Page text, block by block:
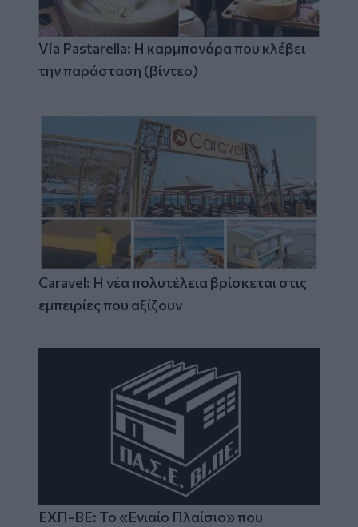
Via Pastarella: Η καρμπονάρα που κλέβει
την παράσταση (βίντεο)
Caravel: Η νέα πολυτέλεια βρίσκεται στις
εμπειρίες που αξίζουν
ΕΧΠ-ΒΕ: Το «Ενιαίο Πλαίσιο» που